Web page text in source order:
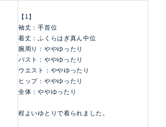
【1】
袖丈：手首位
着丈：ふくらはぎ真ん中位
腕周り：ややゆったり
バスト：ややゆったり
ウエスト：ややゆったり
ヒップ：ややゆったり
全体：ややゆったり
程よいゆとりで着られました。